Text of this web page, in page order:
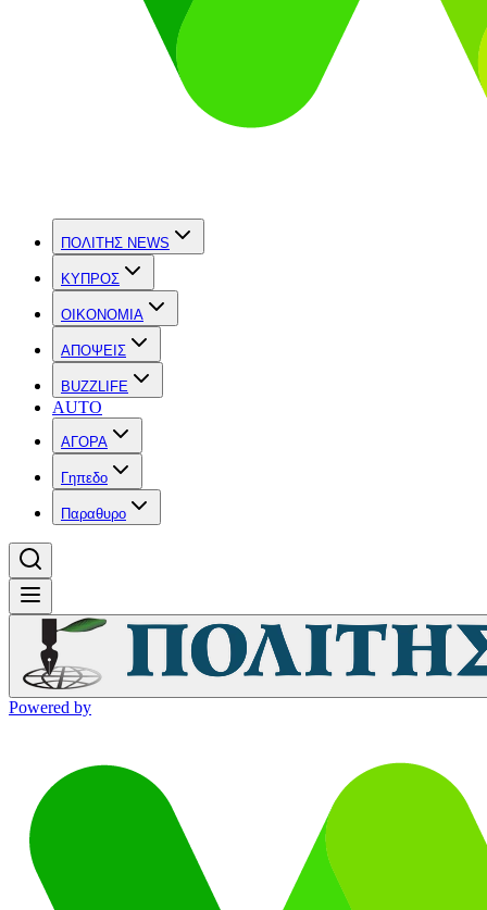
ΠΟΛΙΤΗΣ NEWS
ΚΥΠΡΟΣ
OIKONOMIA
ΑΠΟΨΕΙΣ
BUZZLIFE
AUTO
ΑΓΟΡΑ
Γηπεδο
Παραθυρο
Powered by